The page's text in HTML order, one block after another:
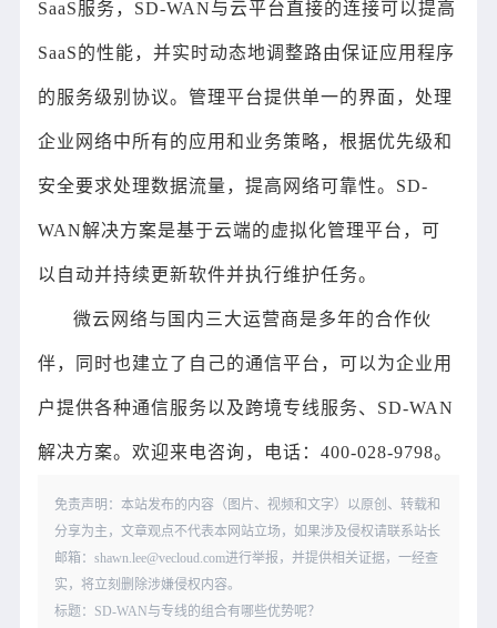
SaaS服务，SD-WAN与云平台直接的连接可以提高
SaaS的性能，并实时动态地调整路由保证应用程序
的服务级别协议。管理平台提供单一的界面，处理
企业网络中所有的应用和业务策略，根据优先级和
安全要求处理数据流量，提高网络可靠性。SD-
WAN解决方案是基于云端的虚拟化管理平台，可
以自动并持续更新软件并执行维护任务。
微云网络与国内三大运营商是多年的合作伙
伴，同时也建立了自己的通信平台，可以为企业用
户提供各种通信服务以及跨境专线服务、SD-WAN
解决方案。欢迎来电咨询，电话：400-028-9798。
免责声明：本站发布的内容（图片、视频和文字）以原创、转载和
分享为主，文章观点不代表本网站立场，如果涉及侵权请联系站长
邮箱：shawn.lee@vecloud.com进行举报，并提供相关证据，一经查
实，将立刻删除涉嫌侵权内容。
标题：SD-WAN与专线的组合有哪些优势呢？